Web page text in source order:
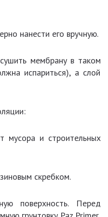
нанести его вручную.
мембрану в таком
испариться), а слой
мусора и строительных
скребком.
поверхность. Перед